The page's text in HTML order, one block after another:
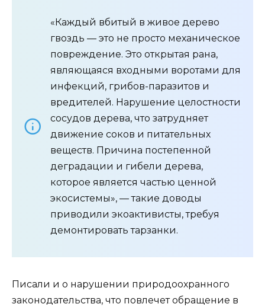
«Каждый вбитый в живое дерево
гвоздь — это не просто механическое
повреждение. Это открытая рана,
являющаяся входными воротами для
инфекций, грибов-паразитов и
вредителей. Нарушение целостности
сосудов дерева, что затрудняет
движение соков и питательных
веществ. Причина постепенной
деградации и гибели дерева,
которое является частью ценной
экосистемы», — такие доводы
приводили экоактивисты, требуя
демонтировать тарзанки.
Писали и о нарушении природоохранного
законодательства, что повлечет обращение в